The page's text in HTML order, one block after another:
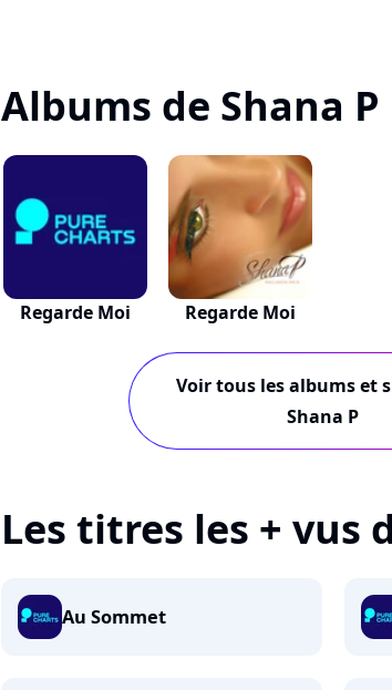
Albums de Shana P
Regarde Moi Regarde Moi
Voir tous les albums et
Shana P
Les titres les + vus
Au Sommet